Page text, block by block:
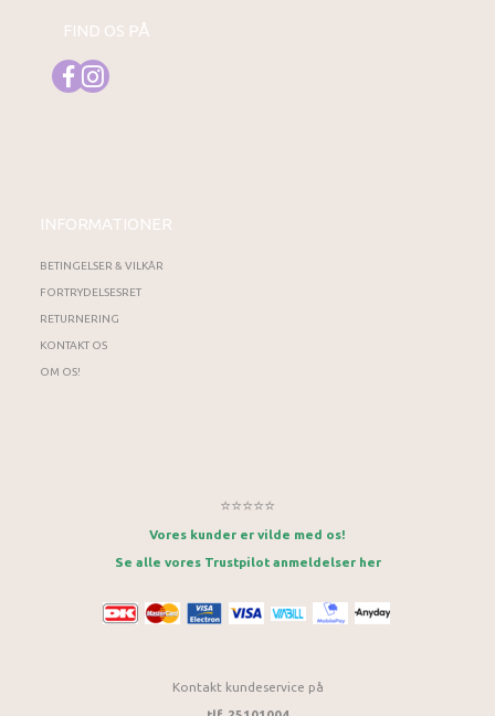
FIND OS PÅ
INFORMATIONER
BETINGELSER & VILKÅR
FORTRYDELSESRET
RETURNERING
KONTAKT OS
OM OS!
⭐⭐⭐⭐⭐
Vores kunder er vilde med os!
Se alle vores Trustpilot anmeldelser her
Kontakt kundeservice på